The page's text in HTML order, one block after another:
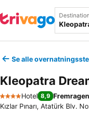
Destination
Se alle
Kleopatra
4 Stjerner
Hotel 8,9
Kızlar Pınarı, Atatürk Blv.